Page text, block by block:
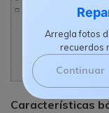
Arregla fotos
recuerdos
Continuar
Características